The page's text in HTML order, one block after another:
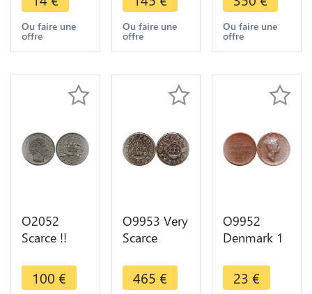
1919 HCN
GJ Silver ->
Make offer
Ou faire une
offre
Frederik IV
1716 ->
Make offer
Ou faire une
offre
Mariengroschen
Friedrich
1762 IHM
Ou faire une
offre
O2052
Scarce !!
Rigsbank
Skilling
100 €
O9953 Very
Scarce
Skilling
Danske
465 €
O9952
Denmark 1
Frederik VI
1813 ->
23 €